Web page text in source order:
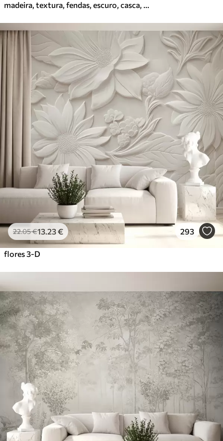
22.05€13 .23€ 293
flores 3-D